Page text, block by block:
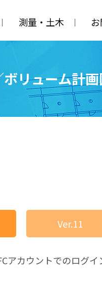
測量・土木
リューム計
Ver.11
カウントでのログイ